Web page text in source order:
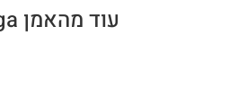
עוד מהאמן Faga